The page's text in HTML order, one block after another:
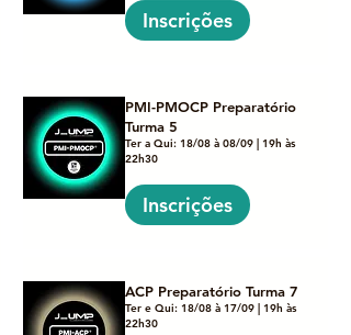
Inscrições
PMI-PMOCP Preparatório
Turma 5
Ter a Qui: 18/08 à 08/09 | 19h às
22h30
Inscrições
ACP Preparatório Turma 7
Ter e Qui: 18/08 à 17/09 | 19h às
22h30